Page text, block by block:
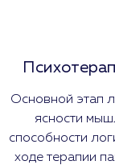
Основной этап
ясности
способности
ходе терапии